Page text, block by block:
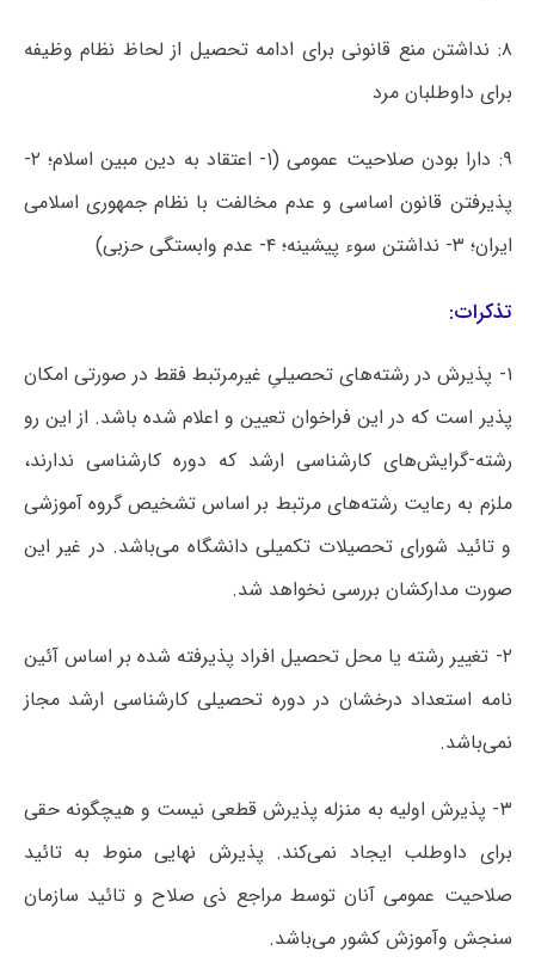
۸: نداشتن منع قانونی برای ادامه تحصیل از لحاظ نظام وظیفه
برای داوطلبان مرد
۹: دارا بودن صلاحیت عمومی (۱- اعتقاد به دین مبین اسلام؛ ۲-
پذیرفتن قانون اساسی و عدم مخالفت با نظام جمهوری اسلامی
ایران؛ ۳- نداشتن سوء پیشینه؛ ۴- عدم وابستگی حزبی)
تذکرات:
۱- پذیرش در رشته‌های تحصیلیِ غیرمرتبط فقط در صورتی امکان
پذیر است که در این فراخوان تعیین و اعلام شده باشد. از این رو
رشته‌-گرایش‌های کارشناسی ارشد که دوره کارشناسی ندارند،
ملزم به رعایت رشته‌های مرتبط بر اساس تشخیص گروه آموزشی
و تائید شورای تحصیلات تکمیلی دانشگاه می‌باشد. در غیر این
صورت مدارکشان بررسی نخواهد شد.
۲- تغییر رشته یا محل تحصیل افراد پذیرفته شده بر اساس آئین
نامه استعداد درخشان در دوره تحصیلی کارشناسی ارشد مجاز
نمی‌باشد.
۳- پذیرش اولیه به منزله پذیرش قطعی نیست و هیچگونه حقی
برای داوطلب ایجاد نمی‌کند. پذیرش نهایی منوط به تائید
صلاحیت عمومی آنان توسط مراجع ذی صلاح و تائید سازمان
سنجش وآموزش کشور می‌باشد.